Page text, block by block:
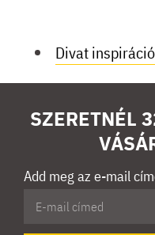
Divat
SZERETNÉL
Add meg az e-mail